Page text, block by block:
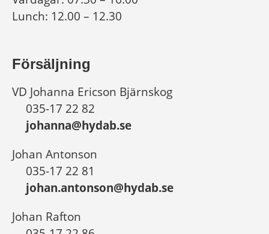
Lunch: 12.00 – 12.30
Försäljning
VD Johanna Ericson Bjärnskog
035-17 22 82
johanna@hydab.se
Johan Antonson
035-17 22 81
johan.antonson@hydab.se
Johan Rafton